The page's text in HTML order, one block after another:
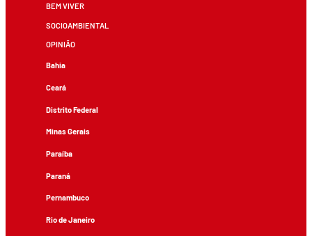
BEM VIVER
SOCIOAMBIENTAL
OPINIÃO
Bahia
Ceará
Distrito Federal
Minas Gerais
Paraíba
Paraná
Pernambuco
Rio de Janeiro